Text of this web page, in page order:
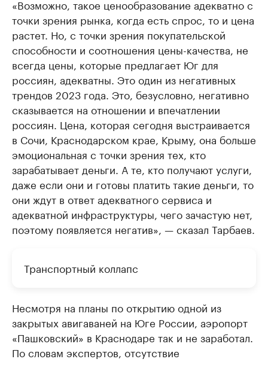
«Возможно, такое ценообразование адекватно с
точки зрения рынка, когда есть спрос, то и цена
растет. Но, с точки зрения покупательской
способности и соотношения цены-качества, не
всегда цены, которые предлагает Юг для
россиян, адекватны. Это один из негативных
трендов 2023 года. Это, безусловно, негативно
сказывается на отношении и впечатлении
россиян. Цена, которая сегодня выстраивается
в Сочи, Краснодарском крае, Крыму, она больше
эмоциональная с точки зрения тех, кто
зарабатывает деньги. А те, кто получают услуги,
даже если они и готовы платить такие деньги, то
они ждут в ответ адекватного сервиса и
адекватной инфраструктуры, чего зачастую нет,
поэтому появляется негатив», — сказал Тарбаев.
Транспортный коллапс
Несмотря на планы по открытию одной из
закрытых авигаваней на Юге России, аэропорт
«Пашковский» в Краснодаре так и не заработал.
По словам экспертов, отсутствие